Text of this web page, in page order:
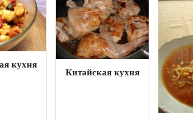
кухня
Китайская кухня